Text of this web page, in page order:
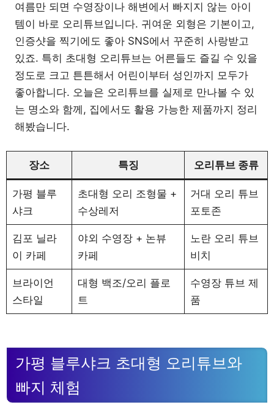
여름만 되면 수영장이나 해변에서 빠지지 않는 아이
템이 바로 오리튜브입니다. 귀여운 외형은 기본이고,
인증샷을 찍기에도 좋아 SNS에서 꾸준히 사랑받고
있죠. 특히 초대형 오리튜브는 어른들도 즐길 수 있을
정도로 크고 튼튼해서 어린이부터 성인까지 모두가
좋아합니다. 오늘은 오리튜브를 실제로 만나볼 수 있
는 명소와 함께, 집에서도 활용 가능한 제품까지 정리
해봤습니다.
장소 특징 오리튜브 종류
가평 블루
샤크
초대형 오리 조형물 +
수상레저
거대 오리 튜브
포토존
김포 닐라
이 카페
야외 수영장 + 논뷰
카페
노란 오리 튜브
비치
브라이언
스타일
대형 백조/오리 플로
트
수영장 튜브 제
품
가평 블루샤크 초대형 오리튜브와
빠지 체험